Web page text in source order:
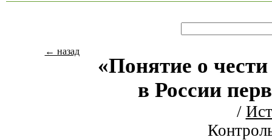
← назад
«Понятие о
в России
/